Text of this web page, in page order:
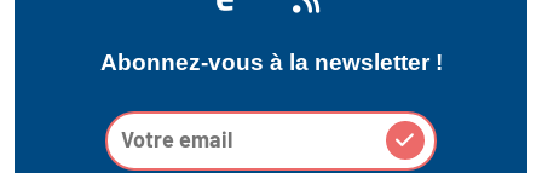
Abonnez-vous à la newsletter !